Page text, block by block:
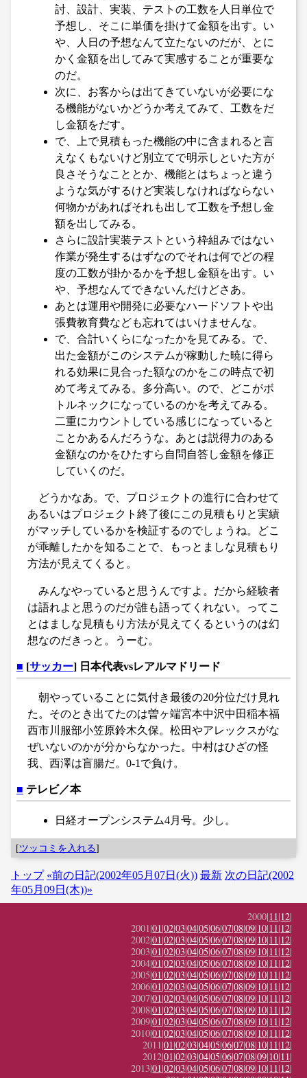
討、設計、実装、テストの工数を人日単位で
予想し、そこに単価を掛けて金額を出す。い
や、人日の予想なんて立たないのだが、とに
かく金額を出してみて実感することが重要な
のだ。
次に、お客からは出てきていないが必要にな
る機能がないかどうか考えてみて、工数をだ
し金額をだす。
で、上で見積もった機能の中に含まれると言
えなくもないけど別立てで明示しといた方が
良さそうなこととか、機能とはちょっと違う
ような気がするけど実装しなければならない
何物かがあればそれも出して工数を予想し金
額を出してみる。
さらに設計実装テストという枠組みではない
作業が発生するはずなのでそれは何でどの程
度の工数が掛かるかを予想し金額を出す。い
や、予想なんてできないんだけどさあ。
あとは運用や開発に必要なハードソフトや出
張費教育費なども忘れてはいけませんな。
で、合計いくらになったかを見てみる。で、
出た金額がこのシステムが稼動した暁に得ら
れる効果に見合った額なのかをこの時点で初
めて考えてみる。多分高い。ので、どこがボ
トルネックになっているのかを考えてみる。
二重にカウントしている感じになっていると
ことかあるんだろうな。あとは説得力のある
金額なのかをひたすら自問自答し金額を修正
していくのだ。
どうかなあ。で、プロジェクトの進行に合わせて
あるいはプロジェクト終了後にこの見積もりと実績
がマッチしているかを検証するのでしょうね。どこ
が乖離したかを知ることで、もっとましな見積もり
方法が見えてくると。
みんなやっていると思うんですよ。だから経験者
は語れよと思うのだが誰も語ってくれない。ってこ
とはましな見積もり方法が見えてくるというのは幻
想なのだきっと。うーむ。
■ [サッカー] 日本代表vsレアルマドリード
朝やっていることに気付き最後の20分位だけ見れ
た。そのとき出てたのは曽ヶ端宮本中沢中田稲本福
西市川服部小笠原鈴木久保。松田やアレックスがな
ぜいないのかが分からなかった。中村はひざの怪
我、西澤は盲腸だ。0-1で負け。
■ テレビ／本
日経オープンシステム4月号。少し。
[ツッコミを入れる]
トップ «前の日記(2002年05月07日(火)) 最新 次の日記(2002
年05月09日(木))»
2000|11|12|
2001|01|02|03|04|05|06|07|08|09|10|11|12|
2002|01|02|03|04|05|06|07|08|09|10|11|12|
2003|01|02|03|04|05|06|07|08|09|10|11|12|
2004|01|02|03|04|05|06|07|08|09|10|11|12|
2005|01|02|03|04|05|06|07|08|09|10|11|12|
2006|01|02|03|04|05|06|07|08|09|10|11|12|
2007|01|02|03|04|05|06|07|08|09|10|11|12|
2008|01|02|03|04|05|06|07|08|09|10|11|12|
2009|01|02|03|04|05|06|07|08|09|10|11|12|
2010|01|02|03|04|05|06|07|08|09|10|11|12|
2011|01|02|03|04|05|06|07|08|10|11|12|
2012|01|02|03|04|05|06|07|08|09|10|11|
2013|01|02|03|04|05|06|07|08|09|10|11|12|